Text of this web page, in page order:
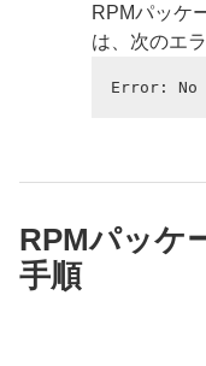
RPMパッケ
は、次のエ
Error: No
RPMパッケ
手順